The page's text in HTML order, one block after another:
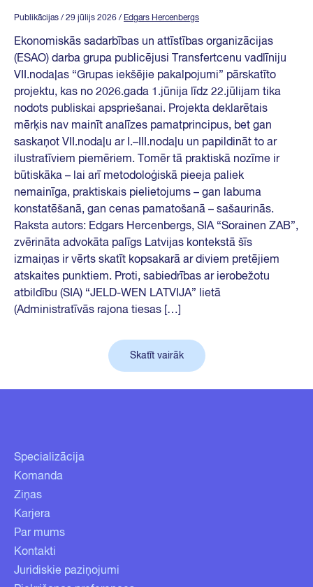
Publikācijas / 29 jūlijs 2026 / Edgars Hercenbergs
Ekonomiskās sadarbības un attīstības organizācijas
(ESAO) darba grupa publicējusi Transfertcenu vadlīniju
VII.nodaļas “Grupas iekšējie pakalpojumi” pārskatīto
projektu, kas no 2026.gada 1.jūnija līdz 22.jūlijam tika
nodots publiskai apspriešanai. Projekta deklarētais
mērķis nav mainīt analīzes pamatprincipus, bet gan
saskaņot VII.nodaļu ar I.–III.nodaļu un papildināt to ar
ilustratīviem piemēriem. Tomēr tā praktiskā nozīme ir
būtiskāka – lai arī metodoloģiskā pieeja paliek
nemainīga, praktiskais pielietojums – gan labuma
konstatēšanā, gan cenas pamatošanā – sašaurinās.
Raksta autors: Edgars Hercenbergs, SIA “Sorainen ZAB”,
zvērināta advokāta palīgs Latvijas kontekstā šīs
izmaiņas ir vērts skatīt kopsakarā ar diviem pretējiem
atskaites punktiem. Proti, sabiedrības ar ierobežotu
atbildību (SIA) “JELD-WEN LATVIJA” lietā
(Administratīvās rajona tiesas […]
Skatīt vairāk
Specializācija
Komanda
Ziņas
Karjera
Par mums
Kontakti
Juridiskie paziņojumi